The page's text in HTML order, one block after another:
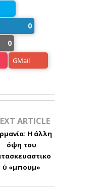
0
0
GMail
ARTICLE
Η άλλη
όψη του
ύ «μπουμ»